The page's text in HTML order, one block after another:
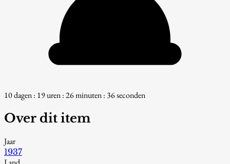
10 dagen : 19 uren : 26 minuten : 35 seconden
Over dit item
Jaar
1937